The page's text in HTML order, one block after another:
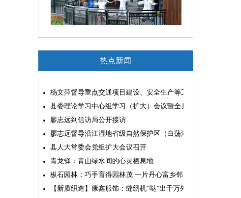
热点新闻
杨文萍督导重点交通项目建设、安全生产等工作
县委理论学习中心组学习（扩大）会议暨全县“两为”能力素质
廖志远到信访局公开接访
廖志远督导沿江湿地省级自然保护区（白荡湖片区）问题整改
县人大常委会党组扩大会议召开
青龙驿：青山绿水间的心灵栖息地
枞石园林：巧手育得园林茂 一片丹心富乡邻
【新质织造】康鑫服饰：缝纫机“哒”出千万外贸大生意